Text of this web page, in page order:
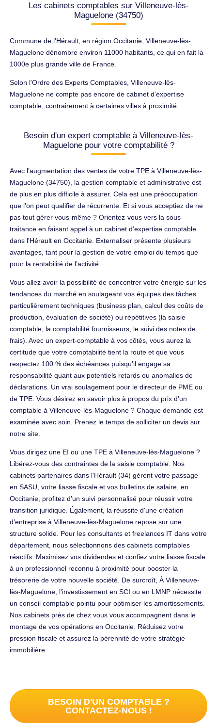
Les cabinets comptables sur Villeneuve-lès-
Maguelone (34750)
Commune de l'Hérault, en région Occitanie, Villeneuve-lès-
Maguelone dénombre environ 11000 habitants, ce qui en fait la
1000e plus grande ville de France.
Selon l'Ordre des Experts Comptables, Villeneuve-lès-
Maguelone ne compte pas encore de cabinet d'expertise
comptable, contrairement à certaines villes à proximité.
Besoin d'un expert comptable à Villeneuve-lès-
Maguelone pour votre comptabilité ?
Avec l’augmentation des ventes de votre TPE à Villeneuve-lès-
Maguelone (34750), la gestion comptable et administrative est
de plus en plus difficile à assurer. Cela est une préoccupation
que l’on peut qualifier de récurrente. Et si vous acceptiez de ne
pas tout gérer vous-même ? Orientez-vous vers la sous-
traitance en faisant appel à un cabinet d’expertise comptable
dans l'Hérault en Occitanie. Externaliser présente plusieurs
avantages, tant pour la gestion de votre emploi du temps que
pour la rentabilité de l’activité.
Vous allez avoir la possibilité de concentrer votre énergie sur les
tendances du marché en soulageant vos équipes des tâches
particulièrement techniques (business plan, calcul des coûts de
production, évaluation de société) ou répétitives (la saisie
comptable, la comptabilité fournisseurs, le suivi des notes de
frais). Avec un expert-comptable à vos côtés, vous aurez la
certitude que votre comptabilité tient la route et que vous
respectez 100 % des échéances puisqu’il engage sa
responsabilité quant aux potentiels retards ou anomalies de
déclarations. Un vrai soulagement pour le directeur de PME ou
de TPE. Vous désirez en savoir plus à propos du prix d’un
comptable à Villeneuve-lès-Maguelone ? Chaque demande est
examinée avec soin. Prenez le temps de solliciter un devis sur
notre site.
Vous dirigez une EI ou une TPE à Villeneuve-lès-Maguelone ?
Libérez-vous des contraintes de la saisie comptable. Nos
cabinets partenaires dans l'Hérault (34) gèrent votre passage
en SASU, votre liasse fiscale et vos bulletins de salaire. en
Occitanie, profitez d'un suivi personnalisé pour réussir votre
transition juridique. Également, la réussite d'une création
d'entreprise à Villeneuve-lès-Maguelone repose sur une
structure solide. Pour les consultants et freelances IT dans votre
département, nous sélectionnons des cabinets comptables
réactifs. Maximisez vos dividendes et confiez votre liasse fiscale
à un professionnel reconnu à proximité pour booster la
trésorerie de votre nouvelle société. De surcroît, À Villeneuve-
lès-Maguelone, l'investissement en SCI ou en LMNP nécessite
un conseil comptable pointu pour optimiser les amortissements.
Nos cabinets près de chez vous vous accompagnent dans le
montage de vos opérations en Occitanie. Réduisez votre
pression fiscale et assurez la pérennité de votre stratégie
immobilière.
BESOIN D'UN COMPTABLE ?
CONTACTEZ-NOUS !